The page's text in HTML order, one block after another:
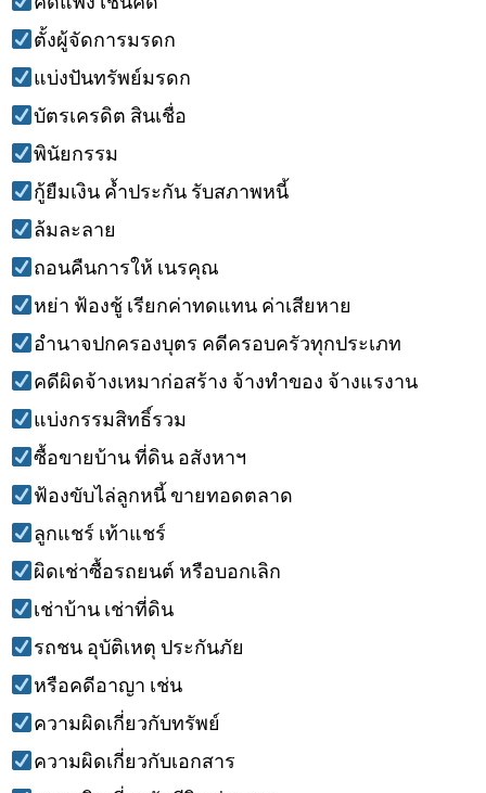
ตั้งผู้จัดการมรดก
แบ่งปันทรัพย์มรดก
บัตรเครดิต สินเชื่อ
พินัยกรรม
กู้ยืมเงิน ค้ำประกัน รับสภาพหนี้
ล้มละลาย
ถอนคืนการให้ เนรคุณ
หย่า ฟ้องชู้ เรียกค่าทดแทน ค่าเสียหาย
อำนาจปกครองบุตร คดีครอบครัวทุกประเภท
คดีผิดจ้างเหมาก่อสร้าง จ้างทำของ จ้างแรงาน
แบ่งกรรมสิทธิ์รวม
ซื้อขายบ้าน ที่ดิน อสังหาฯ
ฟ้องขับไล่ลูกหนี้ ขายทอดตลาด
ลูกแชร์ เท้าแชร์
ผิดเช่าซื้อรถยนต์ หรือบอกเลิก
เช่าบ้าน เช่าที่ดิน
รถชน อุบัติเหตุ ประกันภัย
หรือคดีอาญา เช่น
ความผิดเกี่ยวกับทรัพย์
ความผิดเกี่ยวกับเอกสาร